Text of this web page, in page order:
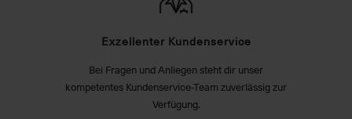
Exzellenter Kundenservice
Bei Fragen und Anliegen steht dir unser
kompetentes Kundenservice-Team zuverlässig zur
Verfügung.